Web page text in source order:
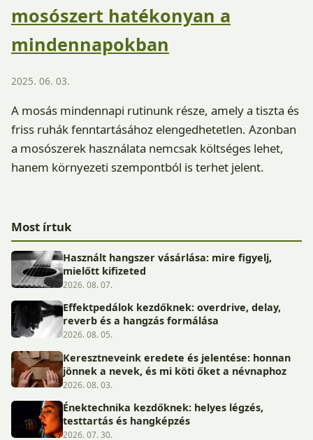
mosószert hatékonyan a
mindennapokban
2025. 06. 03.
A mosás mindennapi rutinunk része, amely a tiszta és
friss ruhák fenntartásához elengedhetetlen. Azonban
a mosószerek használata nemcsak költséges lehet,
hanem környezeti szempontból is terhet jelent.
Most írtuk
Használt hangszer vásárlása: mire figyelj,
mielőtt kifizeted
2026. 08. 07.
Effektpedálok kezdőknek: overdrive, delay,
reverb és a hangzás formálása
2026. 08. 05.
Keresztneveink eredete és jelentése: honnan
jönnek a nevek, és mi köti őket a névnaphoz
2026. 08. 03.
Énektechnika kezdőknek: helyes légzés,
testtartás és hangképzés
2026. 07. 30.